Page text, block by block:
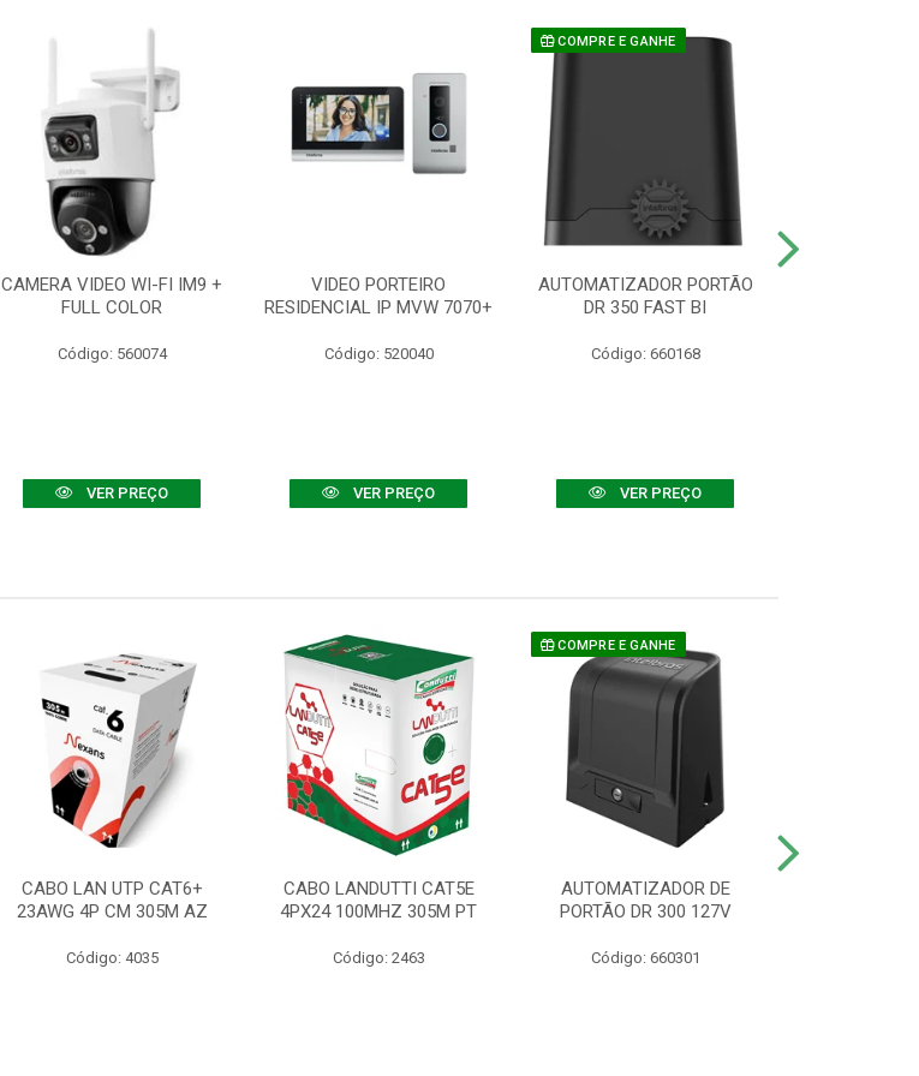
CAMERA VIDEO WI-FI IM9 +
FULL COLOR
Código: 560074
VER PREÇO
VIDEO PORTEIRO
RESIDENCIAL IP MVW 7070+
Código: 520040
VER PREÇO
COMPRE E GANHE
AUTOMATIZADOR PORTÃO
DR 350 FAST BI
Código: 660168
VER PREÇO
CABO LAN UTP CAT6+
23AWG 4P CM 305M AZ
Código: 4035
CABO LANDUTTI CAT5E
4PX24 100MHZ 305M PT
Código: 2463
COMPRE E GANHE
AUTOMATIZADOR DE
PORTÃO DR 300 127V
Código: 660301